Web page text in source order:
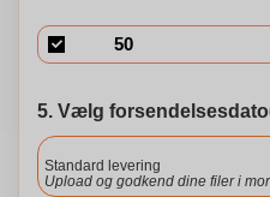
5. Vælg forsendelsesdato
Standard levering
Upload og godkend dine filer i